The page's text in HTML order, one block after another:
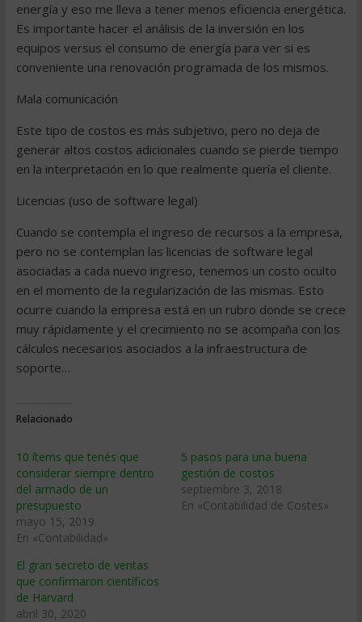
energía y eso me lleva a tener menos eficiencia energética.
Es importante hacer el análisis de la inversión en los
equipos versus el consumo de energía para ver si es
conveniente una renovación programada de los mismos.
Mala comunicación
Este tipo de costos es más subjetivo, pero no deja de
generar altos costos adicionales cuando se pierde tiempo
en la interpretación en lo que realmente quería el cliente.
Licencias (uso de software legal)
Cuando se contempla el ingreso de recursos a la empresa,
pero no se contemplan las licencias de software legal
asociadas a cada nuevo ingreso, tenemos un costo oculto
en el momento de la regularización de las mismas. Esto
ocurre cuando la empresa está en un rubro donde se crece
muy rápidamente y el crecimiento no se acompaña con los
cálculos necesarios asociados a la infraestructura de
soporte…
Relacionado
10 ítems que tenés que
considerar siempre dentro
del armado de un
presupuesto
mayo 15, 2019
En «Contabilidad»
5 pasos para una buena
gestión de costos
septiembre 3, 2018
En «Contabilidad de Costes»
El gran secreto de ventas
que confirmaron científicos
de Harvard
abril 30, 2020